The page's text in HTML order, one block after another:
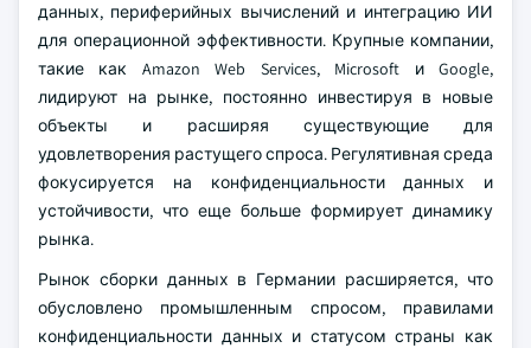
данных, периферийных вычислений и интеграцию ИИ
для операционной эффективности. Крупные компании,
такие как Amazon Web Services, Microsoft и Google,
лидируют на рынке, постоянно инвестируя в новые
объекты и расширяя существующие для
удовлетворения растущего спроса. Регулятивная среда
фокусируется на конфиденциальности данных и
устойчивости, что еще больше формирует динамику
рынка.
Рынок сборки данных в Германии расширяется, что
обусловлено промышленным спросом, правилами
конфиденциальности данных и статусом страны как